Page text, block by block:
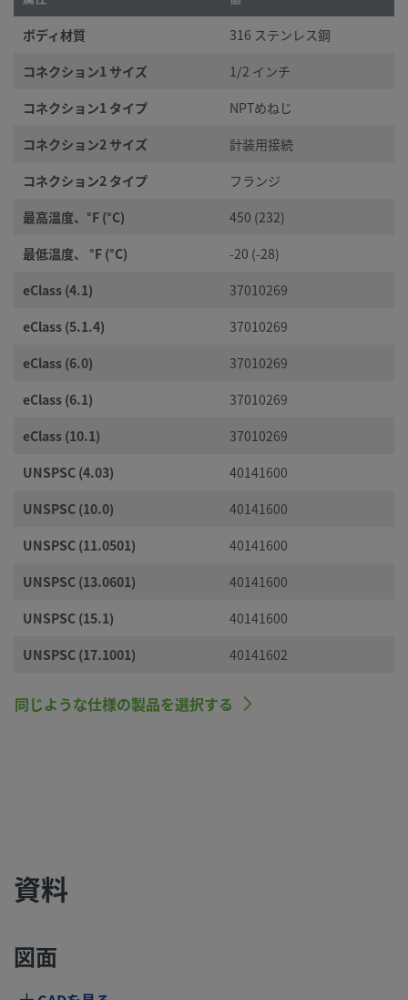
ボディ材質
316 ステンレス鋼
コネクション1 サイズ
1/2 インチ
コネクション1 タイプ
NPTめねじ
コネクション2 サイズ
計装用接続
コネクション2 タイプ
フランジ
最高温度、°F (°C)
450 (232)
最低温度、 °F (°C)
-20 (-28)
eClass (4.1)
37010269
eClass (5.1.4)
37010269
eClass (6.0)
37010269
eClass (6.1)
37010269
eClass (10.1)
37010269
UNSPSC (4.03)
40141600
UNSPSC (10.0)
40141600
UNSPSC (11.0501)
40141600
UNSPSC (13.0601)
40141600
UNSPSC (15.1)
40141600
UNSPSC (17.1001)
40141602
同じような仕様の製品を選択する
資料
図面